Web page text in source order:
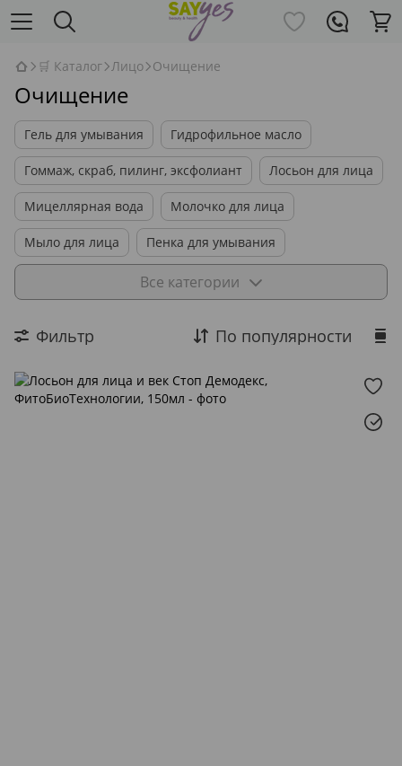
🛒 Каталог Лицо Очищение
Очищение
Гель для умывания Гидрофильное масло
Гоммаж, скраб, пилинг, эксфолиант Лосьон для лица
Мицеллярная вода Молочко для лица
Мыло для лица Пенка для умывания
Салфетки очищающие Снятие макияжа
Все категории
Фильтр По популярности